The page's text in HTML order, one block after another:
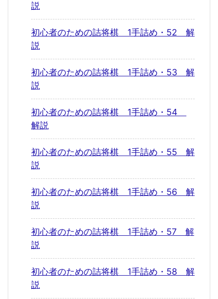
説
初心者のための詰将棋 1手詰め・52 解
説
初心者のための詰将棋 1手詰め・53 解
説
初心者のための詰将棋 1手詰め・54
解説
初心者のための詰将棋 1手詰め・55 解
説
初心者のための詰将棋 1手詰め・56 解
説
初心者のための詰将棋 1手詰め・57 解
説
初心者のための詰将棋 1手詰め・58 解
説